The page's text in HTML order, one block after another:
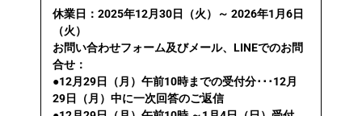
休業日：2025年12月30日（火）～ 2026年1月6日
（火）
お問い合わせフォーム及びメール、LINEでのお問
合せ：
●12月29日（月）午前10時までの受付分･･･12月
29日（月）中に一次回答のご返信